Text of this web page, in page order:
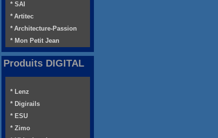
* SAI
* Artitec
* Architecture-Passion
* Mon Petit Jean
Produits DIGITAL
* Lenz
* Digirails
* ESU
* Zimo